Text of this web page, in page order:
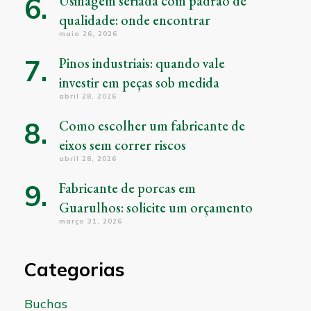
qualidade: onde encontrar
maio 26, 2026
Pinos industriais: quando vale
investir em peças sob medida
abril 28, 2026
Como escolher um fabricante de
eixos sem correr riscos
abril 28, 2026
Fabricante de porcas em
Guarulhos: solicite um orçamento
março 31, 2026
Categorias
Buchas